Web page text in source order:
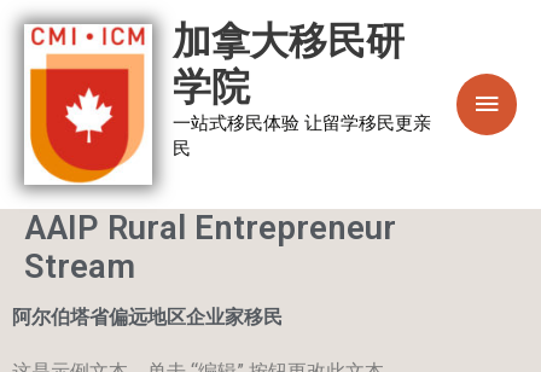
跳
加拿大移民研
学院
一站式移民体验 让留学移民更亲
民
菜
单
AAIP Rural Entrepreneur
Stream
阿尔伯塔省偏远地区企业家移民